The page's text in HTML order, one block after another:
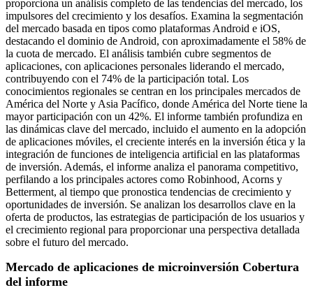
proporciona un análisis completo de las tendencias del mercado, los
impulsores del crecimiento y los desafíos. Examina la segmentación
del mercado basada en tipos como plataformas Android e iOS,
destacando el dominio de Android, con aproximadamente el 58% de
la cuota de mercado. El análisis también cubre segmentos de
aplicaciones, con aplicaciones personales liderando el mercado,
contribuyendo con el 74% de la participación total. Los
conocimientos regionales se centran en los principales mercados de
América del Norte y Asia Pacífico, donde América del Norte tiene la
mayor participación con un 42%. El informe también profundiza en
las dinámicas clave del mercado, incluido el aumento en la adopción
de aplicaciones móviles, el creciente interés en la inversión ética y la
integración de funciones de inteligencia artificial en las plataformas
de inversión. Además, el informe analiza el panorama competitivo,
perfilando a los principales actores como Robinhood, Acorns y
Betterment, al tiempo que pronostica tendencias de crecimiento y
oportunidades de inversión. Se analizan los desarrollos clave en la
oferta de productos, las estrategias de participación de los usuarios y
el crecimiento regional para proporcionar una perspectiva detallada
sobre el futuro del mercado.
Mercado de aplicaciones de microinversión Cobertura
del informe